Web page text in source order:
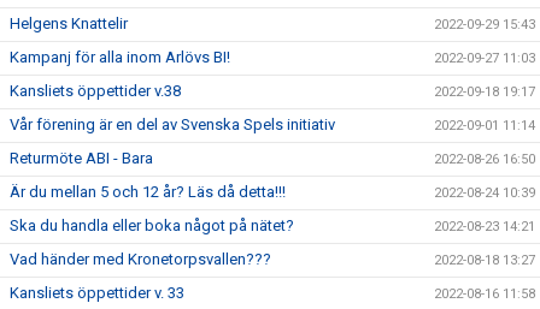
Helgens Knattelir 2022-09-29 15:43
Kampanj för alla inom Arlövs BI! 2022-09-27 11:03
Kansliets öppettider v.38 2022-09-18 19:17
Vår förening är en del av Svenska Spels initiativ 2022-09-01 11:14
Returmöte ABI - Bara 2022-08-26 16:50
Är du mellan 5 och 12 år? Läs då detta!!! 2022-08-24 10:39
Ska du handla eller boka något på nätet? 2022-08-23 14:21
Vad händer med Kronetorpsvallen??? 2022-08-18 13:27
Kansliets öppettider v. 33 2022-08-16 11:58